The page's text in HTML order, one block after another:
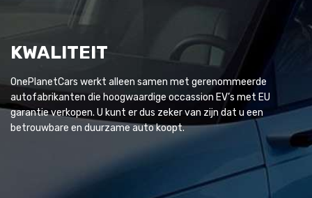
KWALITEIT
OnePlanetCars werkt alleen samen met gerenommeerde
autofabrikanten die hoogwaardige occassion EV’s met EU
garantie verkopen. U kunt er dus zeker van zijn dat u een
betrouwbare en duurzame auto koopt.